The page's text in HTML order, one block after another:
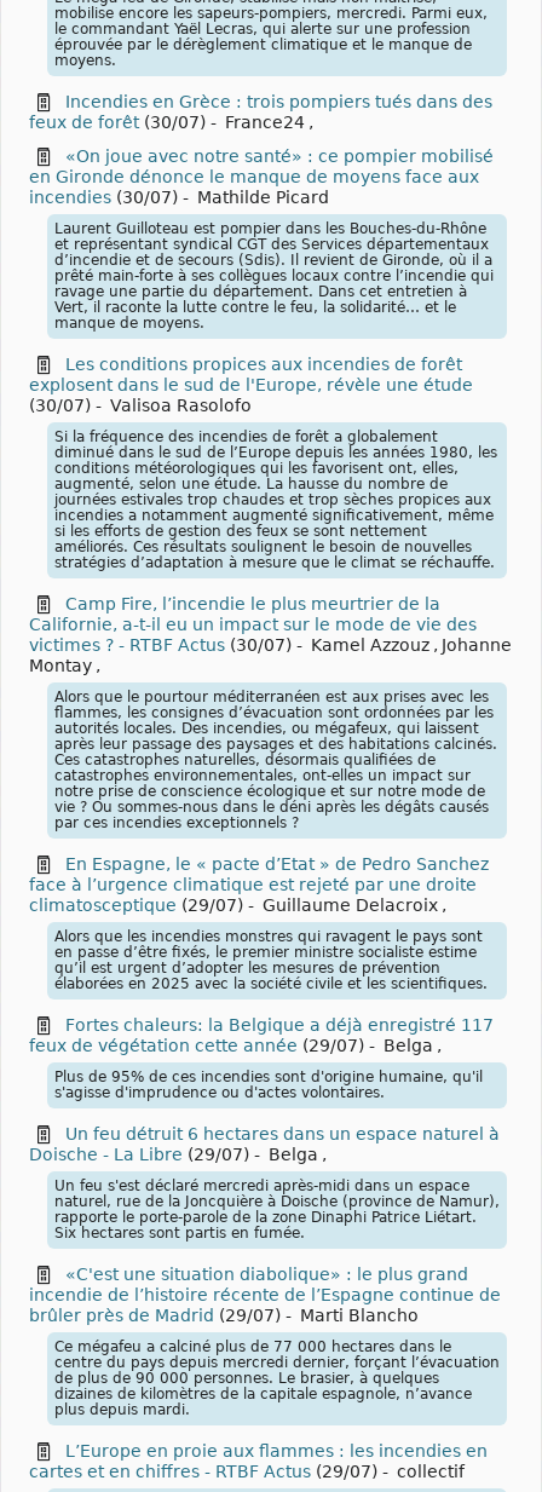
mobilise encore les sapeurs-pompiers, mercredi. Parmi eux,
le commandant Yaël Lecras, qui alerte sur une profession
éprouvée par le dérèglement climatique et le manque de
moyens.
Incendies en Grèce : trois pompiers tués dans des
feux de forêt (30/07) - France24 ,
«On joue avec notre santé» : ce pompier mobilisé
en Gironde dénonce le manque de moyens face aux
incendies (30/07) - Mathilde Picard
Laurent Guilloteau est pompier dans les Bouches-du-Rhône
et représentant syndical CGT des Services départementaux
d’incendie et de secours (Sdis). Il revient de Gironde, où il a
prêté main-forte à ses collègues locaux contre l’incendie qui
ravage une partie du département. Dans cet entretien à
Vert, il raconte la lutte contre le feu, la solidarité… et le
manque de moyens.
Les conditions propices aux incendies de forêt
explosent dans le sud de l'Europe, révèle une étude
(30/07) - Valisoa Rasolofo
Si la fréquence des incendies de forêt a globalement
diminué dans le sud de l’Europe depuis les années 1980, les
conditions météorologiques qui les favorisent ont, elles,
augmenté, selon une étude. La hausse du nombre de
journées estivales trop chaudes et trop sèches propices aux
incendies a notamment augmenté significativement, même
si les efforts de gestion des feux se sont nettement
améliorés. Ces résultats soulignent le besoin de nouvelles
stratégies d’adaptation à mesure que le climat se réchauffe.
Camp Fire, l’incendie le plus meurtrier de la
Californie, a-t-il eu un impact sur le mode de vie des
victimes ? - RTBF Actus (30/07) - Kamel Azzouz , Johanne
Montay ,
Alors que le pourtour méditerranéen est aux prises avec les
flammes, les consignes d’évacuation sont ordonnées par les
autorités locales. Des incendies, ou mégafeux, qui laissent
après leur passage des paysages et des habitations calcinés.
Ces catastrophes naturelles, désormais qualifiées de
catastrophes environnementales, ont-elles un impact sur
notre prise de conscience écologique et sur notre mode de
vie ? Ou sommes-nous dans le déni après les dégâts causés
par ces incendies exceptionnels ?
En Espagne, le « pacte d’Etat » de Pedro Sanchez
face à l’urgence climatique est rejeté par une droite
climatosceptique (29/07) - Guillaume Delacroix ,
Alors que les incendies monstres qui ravagent le pays sont
en passe d’être fixés, le premier ministre socialiste estime
qu’il est urgent d’adopter les mesures de prévention
élaborées en 2025 avec la société civile et les scientifiques.
Fortes chaleurs: la Belgique a déjà enregistré 117
feux de végétation cette année (29/07) - Belga ,
Plus de 95% de ces incendies sont d'origine humaine, qu'il
s'agisse d'imprudence ou d'actes volontaires.
Un feu détruit 6 hectares dans un espace naturel à
Doische - La Libre (29/07) - Belga ,
Un feu s'est déclaré mercredi après-midi dans un espace
naturel, rue de la Joncquière à Doische (province de Namur),
rapporte le porte-parole de la zone Dinaphi Patrice Liétart.
Six hectares sont partis en fumée.
«C'est une situation diabolique» : le plus grand
incendie de l’histoire récente de l’Espagne continue de
brûler près de Madrid (29/07) - Marti Blancho
Ce mégafeu a calciné plus de 77 000 hectares dans le
centre du pays depuis mercredi dernier, forçant l’évacuation
de plus de 90 000 personnes. Le brasier, à quelques
dizaines de kilomètres de la capitale espagnole, n’avance
plus depuis mardi.
L’Europe en proie aux flammes : les incendies en
cartes et en chiffres - RTBF Actus (29/07) - collectif